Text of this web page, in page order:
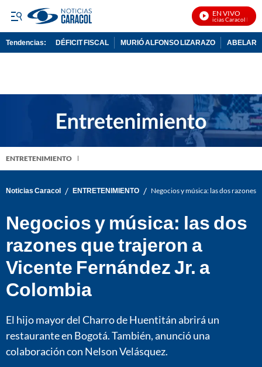
EN VIVO
Noticias Caracol En
Tendencias: DÉFICIT FISCAL MURIÓ ALFONSO LIZARAZO
ENTRETENIMIENTO
Noticias Caracol / ENTRETENIMIENTO / Negocios y música: las dos razones
Negocios y música: las dos
razones que trajeron a
Vicente Fernández Jr. a
Colombia
El hijo mayor del Charro de Huentitán abrirá un
restaurante en Bogotá. También, anunció una
colaboración con Nelson Velásquez.